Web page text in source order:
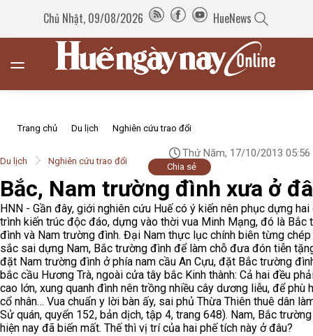
Chủ Nhật, 09/08/2026 HueNews
Trang chủ Du lịch Nghiên cứu trao đổi
Du lịch Nghiên cứu trao đổi
Thứ Năm, 17/10/2013 05:56
Chia sẻ
Bắc, Nam trường đình xưa ở
HNN - Gần đây, giới nghiên cứu Huế có ý kiến nên phục dựng hai
trình kiến trúc độc đáo, dựng vào thời vua Minh Mạng, đó là Bắc
đình và Nam trường đình. Đại Nam thực lục chính biên từng chép
sắc sai dựng Nam, Bắc trường đình để làm chỗ đưa đón tiễn
đặt Nam trường đình ở phía nam cầu An Cựu, đặt Bắc trường
bắc cầu Hương Trà, ngoài cửa tây bắc Kinh thành: Cả hai đều
cao lớn, xung quanh đình nên trồng nhiều cây dương liễu, để phù
cổ nhân… Vua chuẩn y lời bàn ấy, sai phủ Thừa Thiên thuê dân
Sử quán, quyển 152, bản dịch, tập 4, trang 648). Nam, Bắc
hiện nay đã biến mất. Thế thì vị trí của hai phế tích này ở đâu?